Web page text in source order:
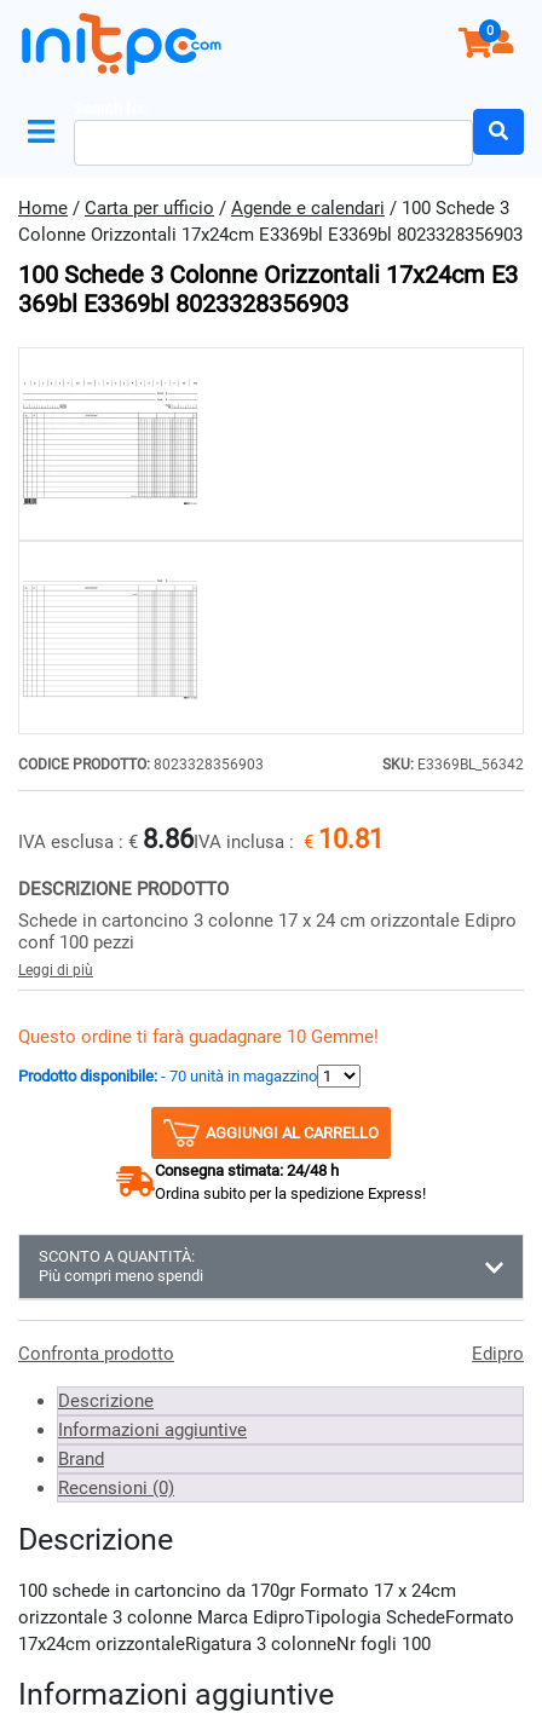
0
Home / Carta per ufficio / Agende e calendari / 100 Schede 3
Colonne Orizzontali 17x24cm E3369bl E3369bl 8023328356903
100 Schede 3 Colonne Orizzontali 17x24cm E3
369bl E3369bl 8023328356903
CODICE PRODOTTO: 8023328356903 SKU: E3369BL_56342
IVA esclusa : € 8.86IVA inclusa : € 10.81
DESCRIZIONE PRODOTTO
Schede in cartoncino 3 colonne 17 x 24 cm orizzontale Edipro
conf 100 pezzi
Leggi di più
Questo ordine ti farà guadagnare 10 Gemme!
Prodotto disponibile: - 70 unità in magazzino
AGGIUNGI AL CARRELLO
Consegna stimata: 24/48 h
Ordina subito per la spedizione Express!
SCONTO A QUANTITÀ:
Più compri meno spendi
Almeno 6 unità
10.59 €
*Prezzi IVA inclusa
Confronta prodotto Edipro
Descrizione
Informazioni aggiuntive
Brand
Recensioni (0)
Descrizione
100 schede in cartoncino da 170gr Formato 17 x 24cm
orizzontale 3 colonne Marca EdiproTipologia SchedeFormato
17x24cm orizzontaleRigatura 3 colonneNr fogli 100
Informazioni aggiuntive